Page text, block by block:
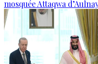
mosquée Attaqwa